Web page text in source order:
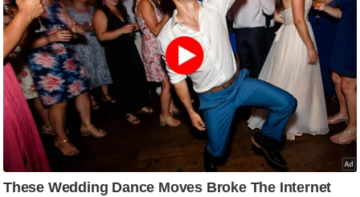
वि
श्ले
ष
ण
स
म
सा
म
यि